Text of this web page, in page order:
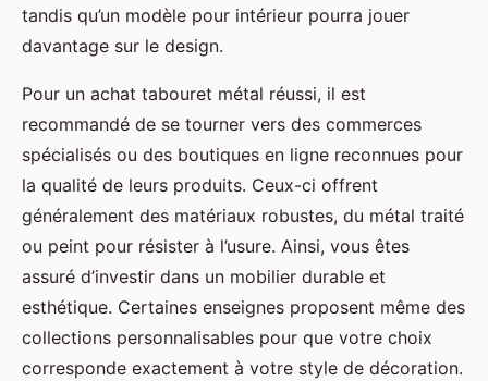
tandis qu’un modèle pour intérieur pourra jouer
davantage sur le design.
Pour un achat tabouret métal réussi, il est
recommandé de se tourner vers des commerces
spécialisés ou des boutiques en ligne reconnues pour
la qualité de leurs produits. Ceux-ci offrent
généralement des matériaux robustes, du métal traité
ou peint pour résister à l’usure. Ainsi, vous êtes
assuré d’investir dans un mobilier durable et
esthétique. Certaines enseignes proposent même des
collections personnalisables pour que votre choix
corresponde exactement à votre style de décoration.